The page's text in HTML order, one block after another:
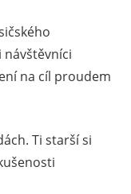
na cíl proudem
Ti starší si